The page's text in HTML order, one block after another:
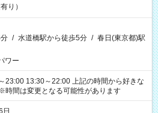
り）
/ 水道橋駅から徒歩5分 / 春日(東京都)駅
ワー
～22:00 上記の時間から好きな
時間は変更となる可能性があります
日